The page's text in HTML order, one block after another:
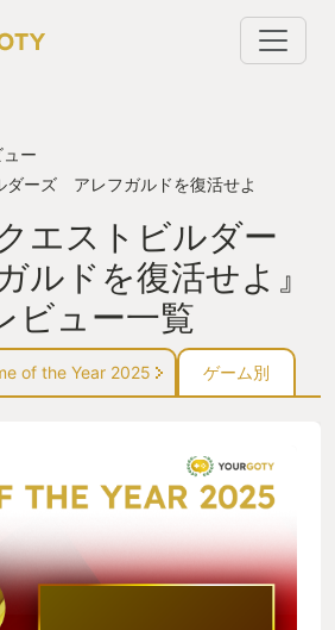
ー
ダーズ アレフガルドを復活せよ
エストビルダー
ドを復活せよ』
ビュー一覧
of the Year 2025 ゲーム別